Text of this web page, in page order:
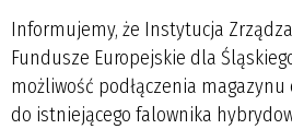
Informujemy, że Instytucja
Fundusze Europejskie dla
możliwość podłączenia
do istniejącego falownika